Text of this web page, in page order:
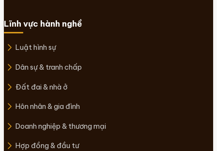
Lĩnh vực hành nghề
Luật hình sự
Dân sự & tranh chấp
Đất đai & nhà ở
Hôn nhân & gia đình
Doanh nghiệp & thương mại
Hợp đồng & đầu tư